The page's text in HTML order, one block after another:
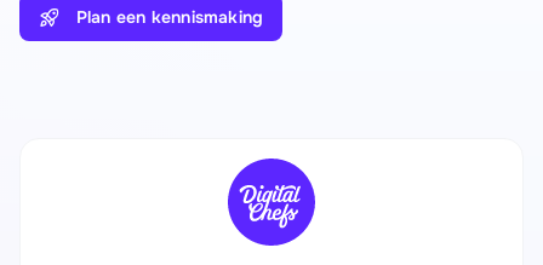
Plan een kennismaking